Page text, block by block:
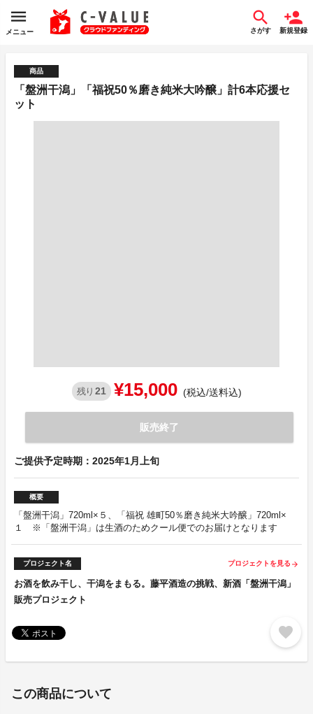
メニュー さがす 新規登録
商品
「盤洲干潟」「福祝50％磨き純米大吟醸」計6本応援セ
ット
残り 21 ¥15,000 (税込/送料込)
販売終了
ご提供予定時期：2025年1月上旬
概要
「盤洲干潟」720ml×５、「福祝 雄町50％磨き純米大吟醸」720ml×
１ ※「盤洲干潟」は生酒のためクール便でのお届けとなります
プロジェクト名 プロジェクトを見る arrow_forward
お酒を飲み干し、干潟をまもる。藤平酒造の挑戦、新酒「盤洲干潟」
販売プロジェクト
favorite
この商品について